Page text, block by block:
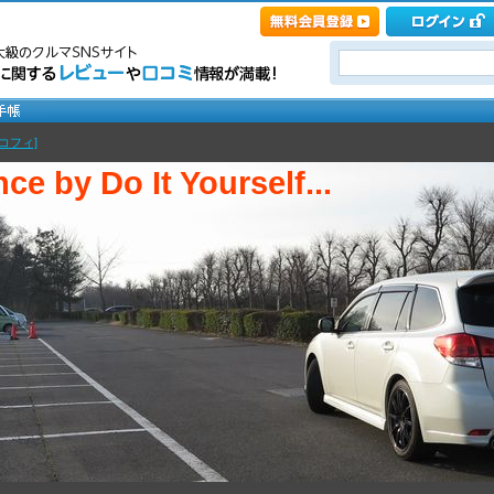
フィ]
by Do It Yourself...